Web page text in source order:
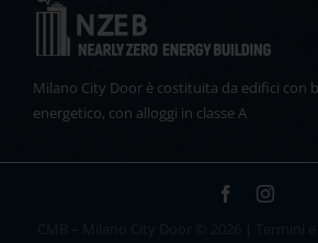
Milano City Door è costituita da edifici con
energetico, con alloggi in classe A